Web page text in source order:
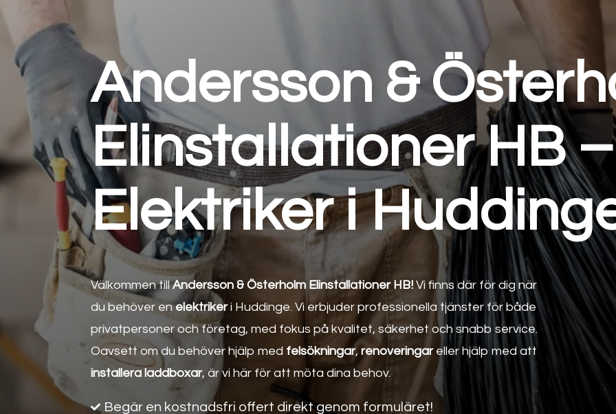
Andersson &
Elinstallationer HB –
Elektriker i
Välkommen tillAndersson & Österholm Elinstallationer HB! Vi finns där för dig när
du behöver enelektrikeri Huddinge. Vi erbjuder professionella tjänster för både
privatpersoner och företag, med fokus på kvalitet, säkerhet och snabb service.
Oavsett om du behöver hjälp med felsökningar, renoveringareller hjälp med att
installera laddboxar, är vi här för att möta dina behov.
 Begär en kostnadsfri offert direkt genom formuläret!